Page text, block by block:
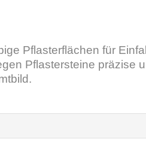
Pflasterflächen für
Pflastersteine präzise